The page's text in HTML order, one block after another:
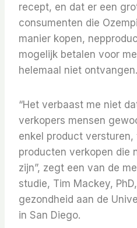
recept, en dat er een
consumenten die
manier kopen,
mogelijk betalen voor
helemaal niet ontvangen.
“Het verbaast me niet
verkopers mensen
enkel product versturen,
producten verkopen die
zijn”, zegt een van de
studie, Tim Mackey,
gezondheid aan de
in San Diego.